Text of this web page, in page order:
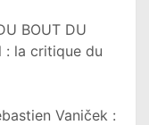
BOUT DU
: la critique du
Vaniček :